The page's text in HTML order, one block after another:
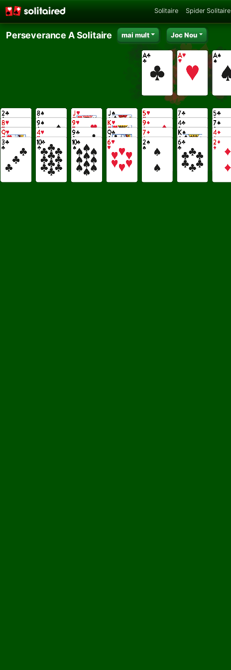
Solitaire Spider Solitaire
Perseverance A Solitaire mai mult Joc Nou